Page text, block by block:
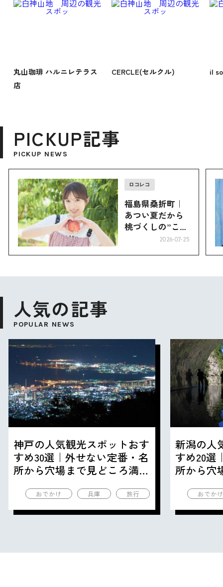
丸山珈琲 ハルニレテラス
店
CERCLE(セルクル) il
PICKUP記事
PICKUP NEWS
ロコレコ
福島県桑折町｜
あつい夏だから
桃づくしの”こお
2026-07-25
人気の記事
POPULAR NEWS
神戸の人気観光スポットおす
すめ30選｜外せない定番・名
所から穴場まで見どころ満載
おでかけ 兵庫 旅行
新潟の人
すめ20選
所から穴
おでか